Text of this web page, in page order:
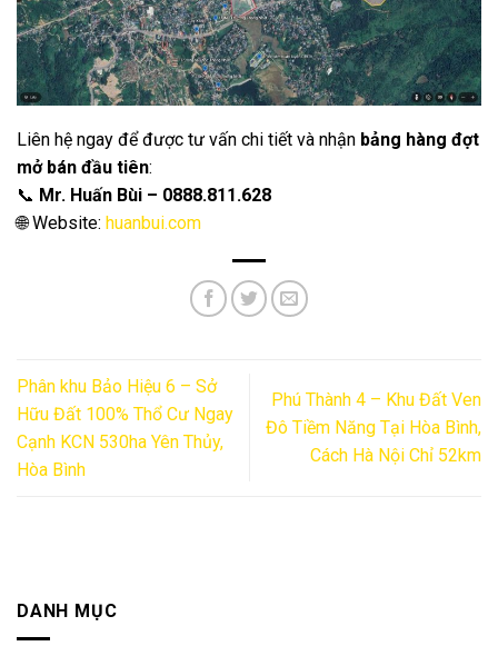
Liên hệ ngay để được tư vấn chi tiết và nhận bảng hàng đợt
mở bán đầu tiên:
📞 Mr. Huấn Bùi – 0888.811.628
🌐 Website: huanbui.com
Phân khu Bảo Hiệu 6 – Sở
Hữu Đất 100% Thổ Cư Ngay
Cạnh KCN 530ha Yên Thủy,
Hòa Bình
Phú Thành 4 – Khu Đất Ven
Đô Tiềm Năng Tại Hòa Bình,
Cách Hà Nội Chỉ 52km
DANH MỤC